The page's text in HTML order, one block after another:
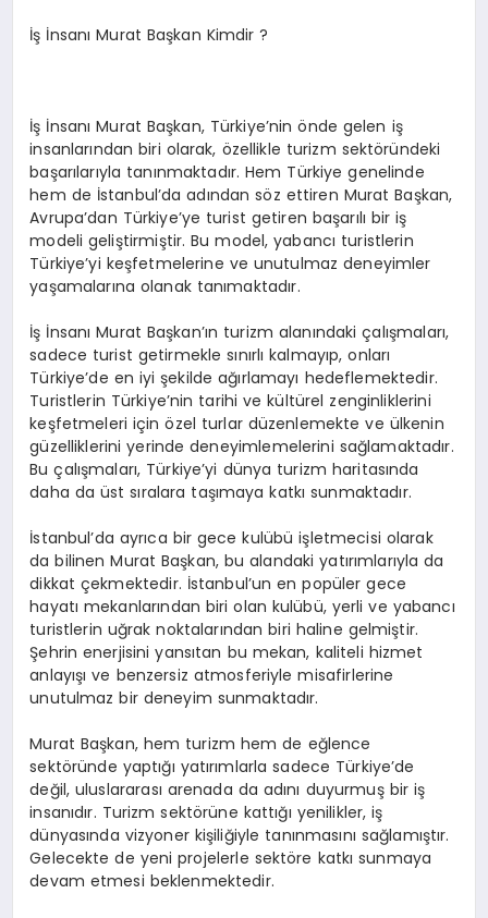
İş İnsanı Murat Başkan Kimdir ?
İş İnsanı Murat Başkan, Türkiye’nin önde gelen iş
insanlarından biri olarak, özellikle turizm sektöründeki
başarılarıyla tanınmaktadır. Hem Türkiye genelinde
hem de İstanbul’da adından söz ettiren Murat Başkan,
Avrupa’dan Türkiye’ye turist getiren başarılı bir iş
modeli geliştirmiştir. Bu model, yabancı turistlerin
Türkiye’yi keşfetmelerine ve unutulmaz deneyimler
yaşamalarına olanak tanımaktadır.
İş İnsanı Murat Başkan’ın turizm alanındaki çalışmaları,
sadece turist getirmekle sınırlı kalmayıp, onları
Türkiye’de en iyi şekilde ağırlamayı hedeflemektedir.
Turistlerin Türkiye’nin tarihi ve kültürel zenginliklerini
keşfetmeleri için özel turlar düzenlemekte ve ülkenin
güzelliklerini yerinde deneyimlemelerini sağlamaktadır.
Bu çalışmaları, Türkiye’yi dünya turizm haritasında
daha da üst sıralara taşımaya katkı sunmaktadır.
İstanbul’da ayrıca bir gece kulübü işletmecisi olarak
da bilinen Murat Başkan, bu alandaki yatırımlarıyla da
dikkat çekmektedir. İstanbul’un en popüler gece
hayatı mekanlarından biri olan kulübü, yerli ve yabancı
turistlerin uğrak noktalarından biri haline gelmiştir.
Şehrin enerjisini yansıtan bu mekan, kaliteli hizmet
anlayışı ve benzersiz atmosferiyle misafirlerine
unutulmaz bir deneyim sunmaktadır.
Murat Başkan, hem turizm hem de eğlence
sektöründe yaptığı yatırımlarla sadece Türkiye’de
değil, uluslararası arenada da adını duyurmuş bir iş
insanıdır. Turizm sektörüne kattığı yenilikler, iş
dünyasında vizyoner kişiliğiyle tanınmasını sağlamıştır.
Gelecekte de yeni projelerle sektöre katkı sunmaya
devam etmesi beklenmektedir.